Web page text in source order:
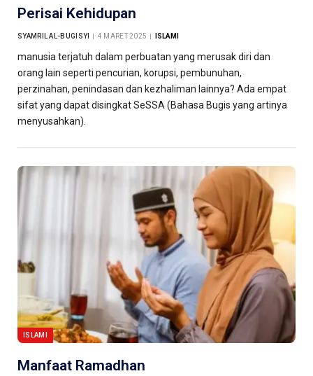
Perisai Kehidupan
SYAMRIL AL-BUGISYI 4 MARET 2025 ISLAMI
manusia terjatuh dalam perbuatan yang merusak diri dan
orang lain seperti pencurian, korupsi, pembunuhan,
perzinahan, penindasan dan kezhaliman lainnya? Ada empat
sifat yang dapat disingkat SeSSA (Bahasa Bugis yang artinya
menyusahkan).
ISLAMI
Manfaat Ramadhan